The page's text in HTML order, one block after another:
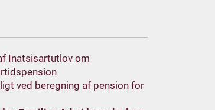
Inatsisartutlov om
ved beregning af pension for